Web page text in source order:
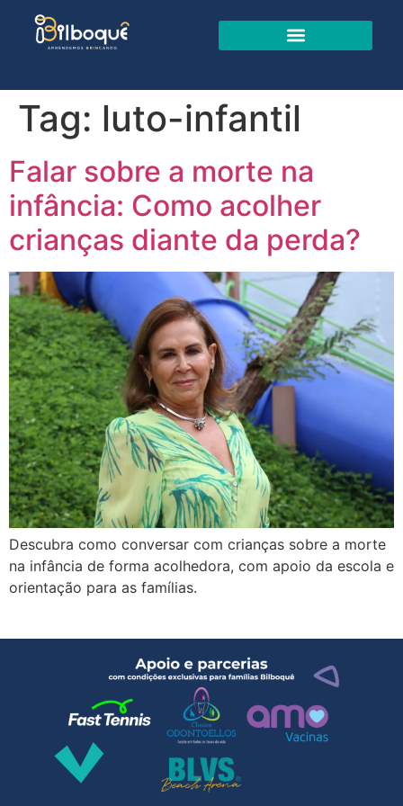
Tag: luto-infantil
Falar sobre a morte na
infância: Como acolher
crianças diante da perda?
Descubra como conversar com crianças sobre a morte
na infância de forma acolhedora, com apoio da escola e
orientação para as famílias.